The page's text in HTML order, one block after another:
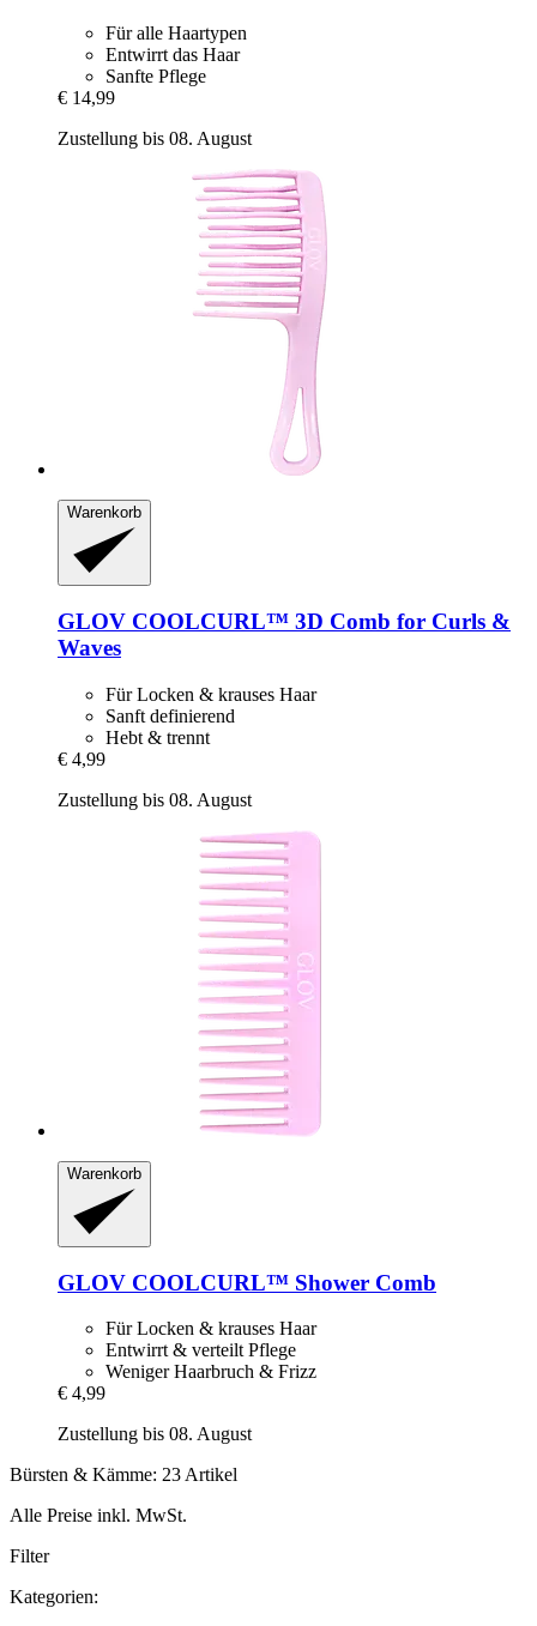
Für alle Haartypen
Entwirrt das Haar
Sanfte Pflege
€ 14,99
Zustellung bis 08. August
Warenkorb
GLOV COOLCURL™ 3D Comb for Curls &
Waves
Für Locken & krauses Haar
Sanft definierend
Hebt & trennt
€ 4,99
Zustellung bis 08. August
Warenkorb
GLOV COOLCURL™ Shower Comb
Für Locken & krauses Haar
Entwirrt & verteilt Pflege
Weniger Haarbruch & Frizz
€ 4,99
Zustellung bis 08. August
Bürsten & Kämme: 23 Artikel
Alle Preise inkl. MwSt.
Filter
Kategorien: